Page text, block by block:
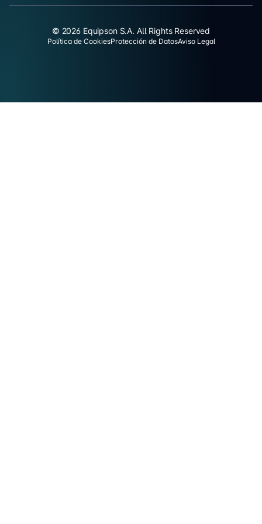
© 2026 Equipson S.A. All Rights Reserved
Política de CookiesProtección de DatosAviso Legal